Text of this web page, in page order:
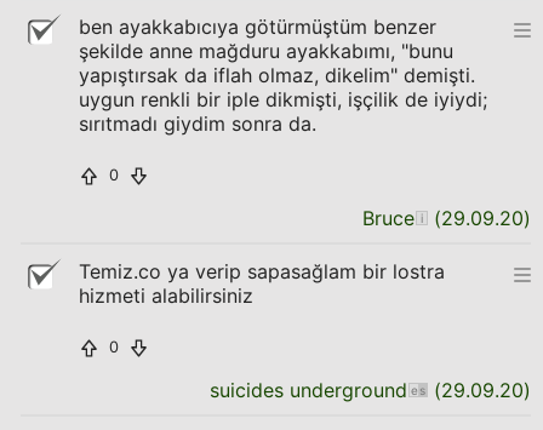
ben ayakkabıcıya götürmüştüm benzer
şekilde anne mağduru ayakkabımı, "bunu
yapıştırsak da iflah olmaz, dikelim" demişti.
uygun renkli bir iple dikmişti, işçilik de iyiydi;
sırıtmadı giydim sonra da.
0
Bruce (29.09.20)
Temiz.co ya verip sapasağlam bir lostra
hizmeti alabilirsiniz
0
suicides underground (29.09.20)